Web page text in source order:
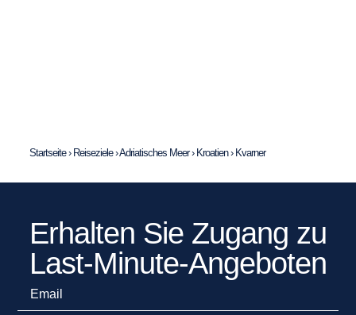
Startseite› Reiseziele›Adriatisches Meer› Kroatien› Kvarner
Erhalten Sie Zugang zu
Last-Minute-Angeboten